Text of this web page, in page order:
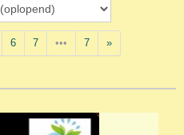
6 7 ••• 7 »